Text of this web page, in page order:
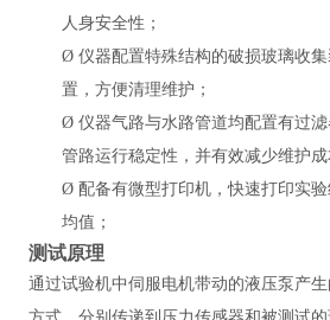
人身安全性；
Ø 仪器配置特殊结构的破损玻璃收
置，方便清理维护；
Ø 仪器气路与水路管道均配置有过
管路运行稳定性，并有效减少维护成
Ø 配备有微型打印机，快速打印实
均值；
测试原理
通过试验机中伺服电机带动的液压泵产